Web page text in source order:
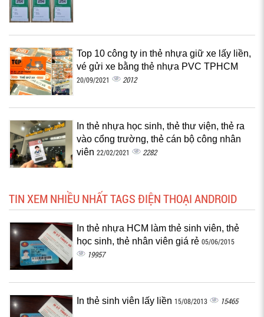
Top 10 công ty in thẻ nhựa giữ xe lấy liền,
vé gửi xe bằng thẻ nhựa PVC TPHCM
20/09/2021 2012
In thẻ nhựa học sinh, thẻ thư viện, thẻ ra
vào cổng trường, thẻ cán bộ công nhân
viên 22/02/2021 2282
TIN XEM NHIỀU NHẤT TAGS ĐIỆN THOẠI ANDROID
In thẻ nhựa HCM làm thẻ sinh viên, thẻ
học sinh, thẻ nhân viên giá rẻ 05/06/2015
19957
In thẻ sinh viên lấy liền 15/08/2013 15465